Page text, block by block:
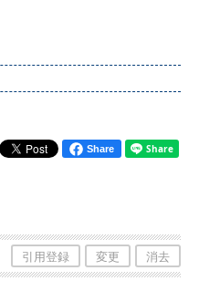
Share
引用登録 変更 消去